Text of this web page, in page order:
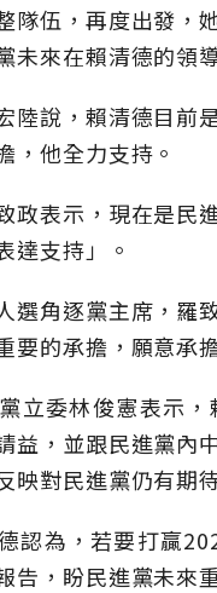
隊伍，再度出發，
未來在賴清德的領
陸說，賴清德目前
，他全力支持。
政表示，現在是民
達支持」。
選角逐黨主席，羅
要的承擔，願意承
立委林俊憲表示
益，並跟民進黨內
映對民進黨仍有期
認為，若要打贏
告，盼民進黨未來